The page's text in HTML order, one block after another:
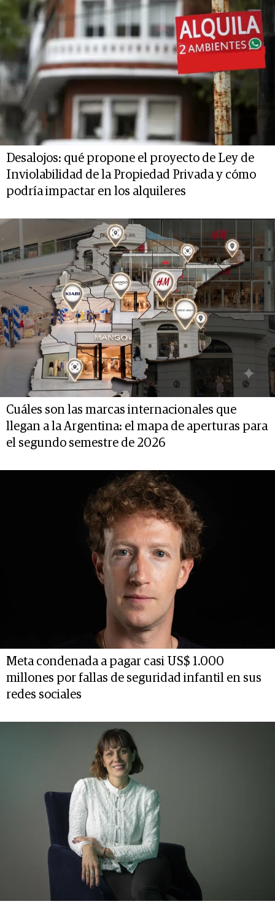
Desalojos: qué propone el proyecto de Ley de
Inviolabilidad de la Propiedad Privada y cómo
podría impactar en los alquileres
Cuáles son las marcas internacionales que
llegan a la Argentina: el mapa de aperturas para
el segundo semestre de 2026
Meta condenada a pagar casi US$ 1.000
millones por fallas de seguridad infantil en sus
redes sociales